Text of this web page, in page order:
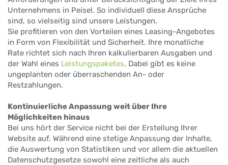
Unternehmens in Peisel. So individuell diese Ansprüche
sind, so vielseitig sind unsere Leistungen.
Sie profitieren von den Vorteilen eines Leasing-Angebotes
in Form von Flexibilität und Sicherheit. Ihre monatliche
Rate richtet sich nach Ihren kalkulierbaren Ausgaben und
der Wahl eines Leistungspaketes. Dabei gibt es keine
ungeplanten oder überraschenden An- oder
Restzahlungen.
Kontinuierliche Anpassung weit über Ihre
Möglichkeiten hinaus
Bei uns hört der Service nicht bei der Erstellung Ihrer
Website auf. Während eine stetige Anpassung der Inhalte,
die Auswertung von Statistiken und vor allem die aktuellen
Datenschutzgesetze sowohl eine zeitliche als auch